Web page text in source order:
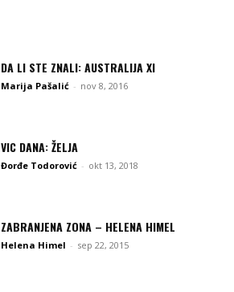
DA LI STE ZNALI: AUSTRALIJA XI
Marija Pašalić - nov 8, 2016
VIC DANA: ŽELJA
Đorđe Todorović - okt 13, 2018
ZABRANJENA ZONA – HELENA HIMEL
Helena Himel - sep 22, 2015